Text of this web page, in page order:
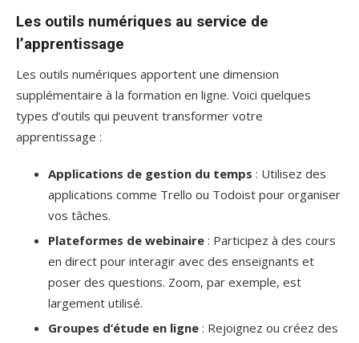
Les outils numériques au service de
l’apprentissage
Les outils numériques apportent une dimension
supplémentaire à la formation en ligne. Voici quelques
types d’outils qui peuvent transformer votre
apprentissage :
Applications de gestion du temps : Utilisez des
applications comme Trello ou Todoist pour organiser
vos tâches.
Plateformes de webinaire : Participez à des cours
en direct pour interagir avec des enseignants et
poser des questions. Zoom, par exemple, est
largement utilisé.
Groupes d’étude en ligne : Rejoignez ou créez des